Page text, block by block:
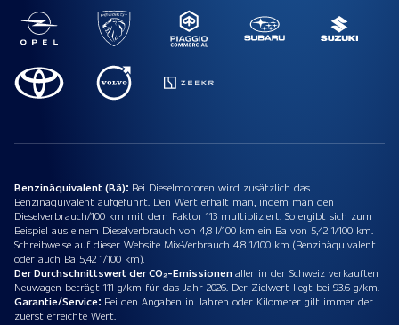
Benzinäquivalent (Bä): Bei Dieselmotoren wird zusätzlich das
Benzinäquivalent aufgeführt. Den Wert erhält man, indem man den
Dieselverbrauch/100 km mit dem Faktor 113 multipliziert. So ergibt sich zum
Beispiel aus einem Dieselverbrauch von 4,8 l/100 km ein Ba von 5,42 1/100 km.
Schreibweise auf dieser Website Mix-Verbrauch 4,8 1/100 km (Benzinäquivalent
oder auch Ba 5,42 1/100 km).
Der Durchschnittswert der CO₂-Emissionenaller in der Schweiz verkauften
Neuwagen beträgt 111 g/km für das Jahr 2026. Der Zielwert liegt bei 93.6 g/km.
Garantie/Service: Bei den Angaben in Jahren oder Kilometer gilt immer der
zuerst erreichte Wert.